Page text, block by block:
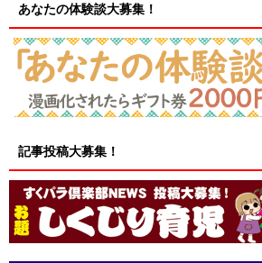
あなたの体験談大募集！
記事投稿大募集！